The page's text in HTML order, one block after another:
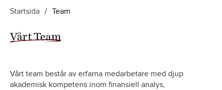
Startsida / Team
Vårt Team
Vårt team består av erfarna medarbetare med djup
akademisk kompetens inom finansiell analys,